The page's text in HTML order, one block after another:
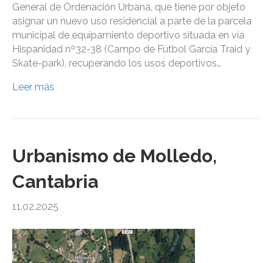
General de Ordenación Urbana, que tiene por objeto
asignar un nuevo uso residencial a parte de la parcela
municipal de equipamiento deportivo situada en vía
Hispanidad nº32-38 (Campo de Fútbol García Traid y
Skate-park), recuperando los usos deportivos…
Leer más
Urbanismo de Molledo,
Cantabria
11.02.2025